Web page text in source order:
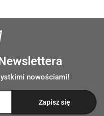
nowościami!